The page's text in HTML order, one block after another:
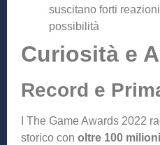
suscitano forti
possibilità
Curiosità e
Record e
I The Game Awards 2022
storico con oltre 100